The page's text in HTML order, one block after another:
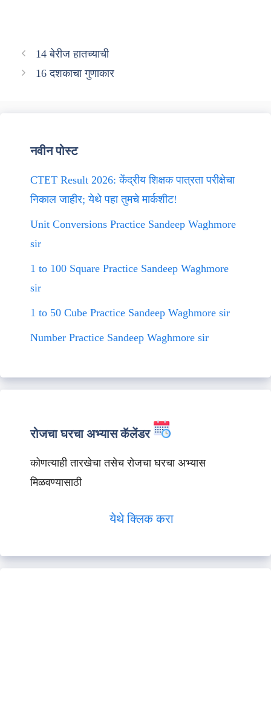
14 बेरीज हातच्याची
16 दशकाचा गुणाकार
नवीन पोस्ट
CTET Result 2026: केंद्रीय शिक्षक पात्रता परीक्षेचा
निकाल जाहीर; येथे पहा तुमचे मार्कशीट!
Unit Conversions Practice Sandeep Waghmore
sir
1 to 100 Square Practice Sandeep Waghmore
sir
1 to 50 Cube Practice Sandeep Waghmore sir
Number Practice Sandeep Waghmore sir
रोजचा घरचा अभ्यास कॅलेंडर
कोणत्याही तारखेचा तसेच रोजचा घरचा अभ्यास
मिळवण्यासाठी
येथे क्लिक करा